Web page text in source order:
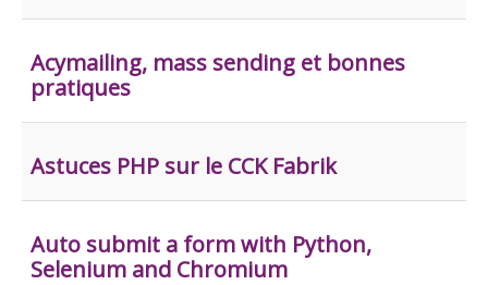
Acymailing, mass sending et bonnes
pratiques
Astuces PHP sur le CCK Fabrik
Auto submit a form with Python,
Selenium and Chromium